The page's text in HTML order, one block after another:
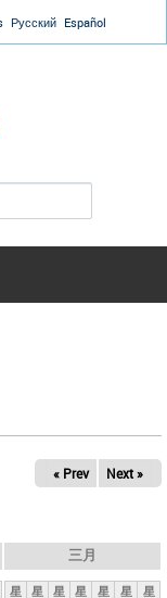
Русский Español
« Prev Next »
三月
星 星 星 星 星 星 星